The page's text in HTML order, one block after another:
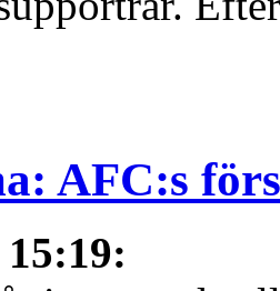
AFC:s
: